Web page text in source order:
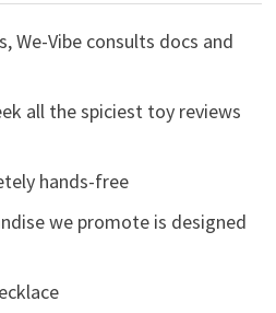
We-Vibe consults docs and
all the spiciest toy reviews
hands-free
we promote is designed